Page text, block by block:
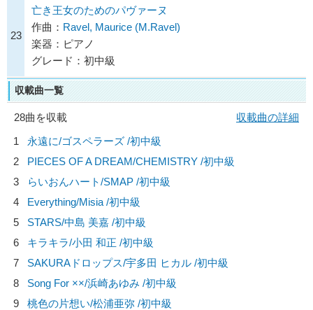
23
亡き王女のためのパヴァーヌ
作曲： Ravel, Maurice (M.Ravel)
楽器：ピアノ
グレード：初中級
収載曲一覧
28曲を収載
収載曲の詳細
1
永遠に/ゴスペラーズ /初中級
2
PIECES OF A DREAM/CHEMISTRY /初中級
3
らいおんハート/SMAP /初中級
4
Everything/Misia /初中級
5
STARS/中島 美嘉 /初中級
6
キラキラ/小田 和正 /初中級
7
SAKURAドロップス/宇多田 ヒカル /初中級
8
Song For ××/浜崎あゆみ /初中級
9
桃色の片想い/松浦亜弥 /初中級